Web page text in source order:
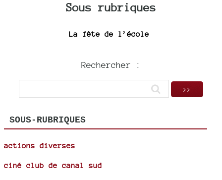
Sous rubriques
La fête de l’école
Rechercher :
SOUS-RUBRIQUES
actions diverses
ciné club de canal sud